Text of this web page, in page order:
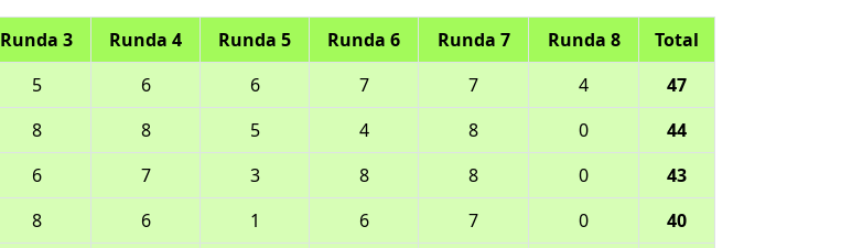
Runda 3 Runda 4 Runda 5 Runda 6 Runda 7 Runda 8
Total
5 6 6 7 7 4
47
8 8 5 4 8 0
44
6 7 3 8 8 0
43
8 6 1 6 7 0
40